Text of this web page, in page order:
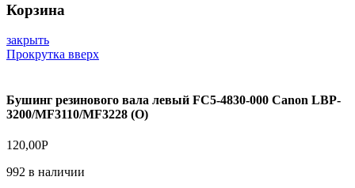
Корзина
закрыть
Прокрутка вверх
Бушинг резинового вала левый FC5-4830-000 Canon LBP-
3200/MF3110/MF3228 (O)
120,00Р
992 в наличии